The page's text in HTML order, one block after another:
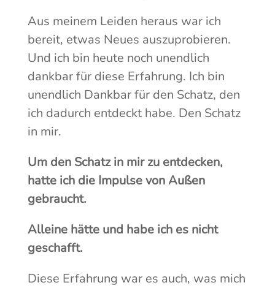
Aus meinem Leiden heraus war ich
bereit, etwas Neues auszuprobieren.
Und ich bin heute noch unendlich
dankbar für diese Erfahrung. Ich bin
unendlich Dankbar für den Schatz, den
ich dadurch entdeckt habe. Den Schatz
in mir.
Um den Schatz in mir zu entdecken,
hatte ich die Impulse von Außen
gebraucht.
Alleine hätte und habe ich es nicht
geschafft.
Diese Erfahrung war es auch, was mich